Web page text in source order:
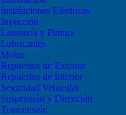
Instalaciones Eléctricas
Inyección
Latonería y Pintura
Lubricantes
Motor
Repuestos de Exterior
Repuestos de Interior
Seguridad Vehicular
Suspensión y Dirección
Transmisión